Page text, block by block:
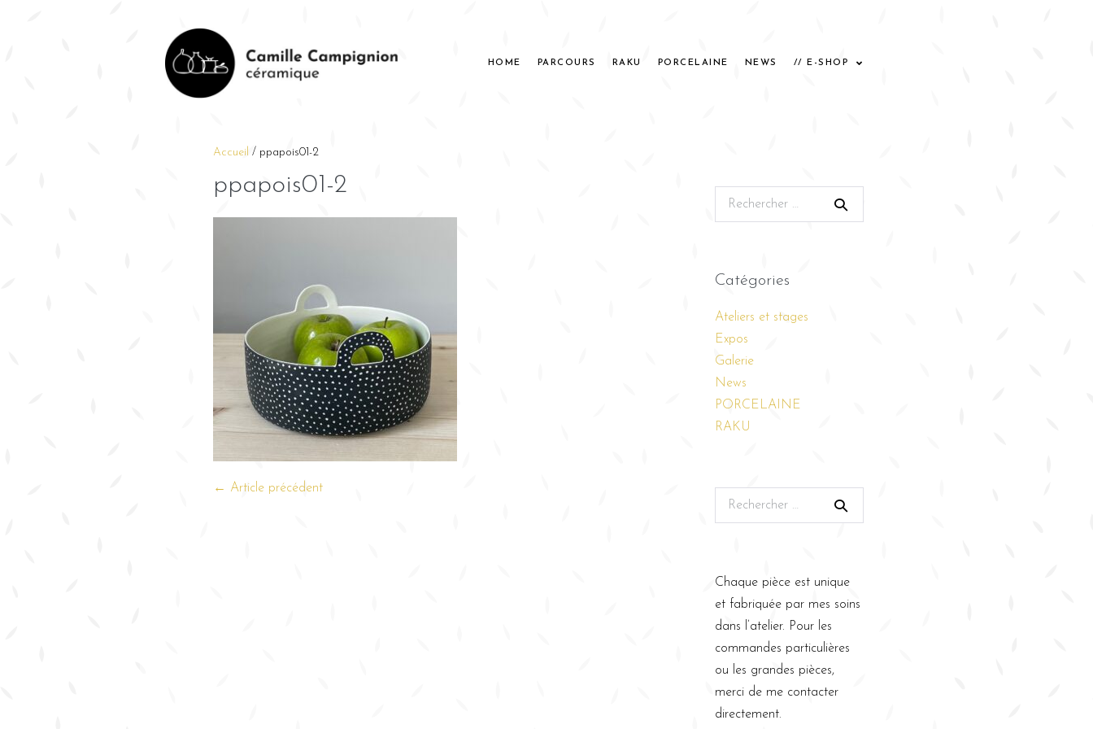
HOME PARCOURS RAKU PORCELAINE NEWS // E-SHOP
Accueil / ppapois01-2
ppapois01-2
← Article précédent
Catégories
Ateliers et stages
Expos
Galerie
News
PORCELAINE
RAKU
Chaque pièce est unique
et fabriquée par mes soins
dans l’atelier. Pour les
commandes particulières
ou les grandes pièces,
merci de me contacter
directement.